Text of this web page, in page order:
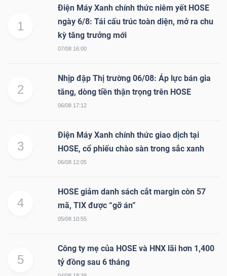
1
Điện Máy Xanh chính thức niêm yết HOSE
ngày 6/8: Tái cấu trúc toàn diện, mở ra chu
kỳ tăng trưởng mới
07/08 16:00
2
Nhịp đập Thị trường 06/08: Áp lực bán gia
tăng, dòng tiền thận trọng trên HOSE
06/08 17:12
3
Điện Máy Xanh chính thức giao dịch tại
HOSE, cổ phiếu chào sàn trong sắc xanh
06/08 12:05
4
HOSE giảm danh sách cắt margin còn 57
mã, TIX được “gỡ án”
05/08 10:55
5
Công ty mẹ của HOSE và HNX lãi hơn 1,400
tỷ đồng sau 6 tháng
LIỆU
CÔNG
THIẾT